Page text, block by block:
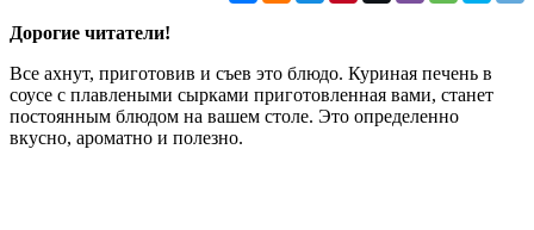
Дорогие читатели!
Все ахнут, приготовив и съев это блюдо. Куриная печень в
соусе с плавлеными сырками приготовленная вами, станет
постоянным блюдом на вашем столе. Это определенно
вкусно, ароматно и полезно.